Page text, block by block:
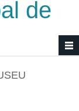
de